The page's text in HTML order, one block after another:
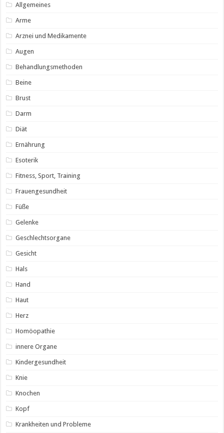
Allgemeines
Arme
Arznei und Medikamente
Augen
Behandlungsmethoden
Beine
Brust
Darm
Diät
Ernährung
Esoterik
Fitness, Sport, Training
Frauengesundheit
Füße
Gelenke
Geschlechtsorgane
Gesicht
Hals
Hand
Haut
Herz
Homöopathie
innere Organe
Kindergesundheit
Knie
Knochen
Kopf
Krankheiten und Probleme